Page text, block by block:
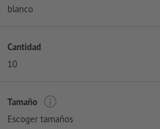
blanco
Cantidad
10
Tamaño
Escoger tamaños